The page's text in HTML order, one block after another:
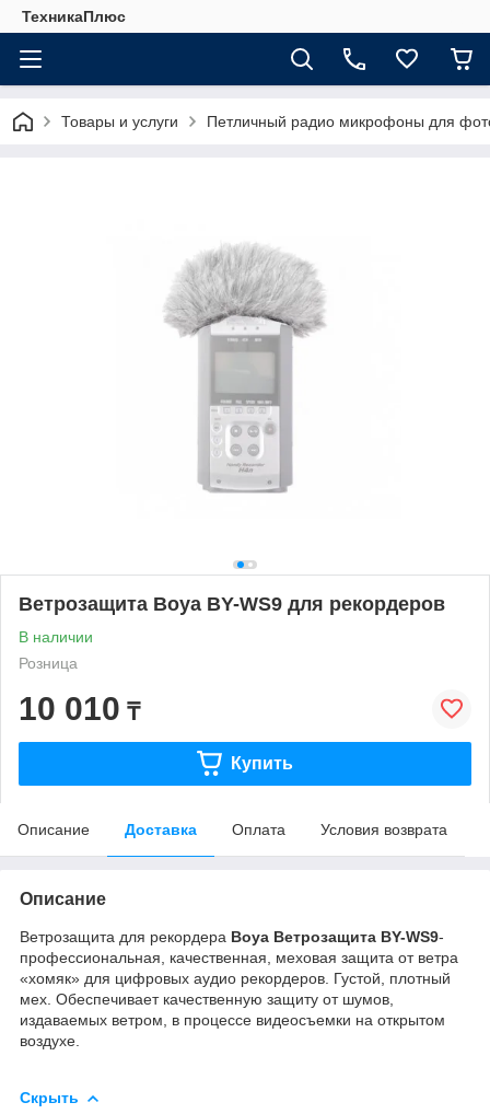
ТехникаПлюс
Товары и услуги Петличный радио микрофоны для
Ветрозащита Boya BY-WS9 для рекордеров
В наличии
Розница
10 010 ₸
Купить
Описание Доставка Оплата Условия возврата
Описание
Ветрозащита для рекордера Boya Ветрозащита BY-WS9-
профессиональная, качественная, меховая защита от ветра
«хомяк» для цифровых аудио рекордеров. Густой, плотный
мех. Обеспечивает качественную защиту от шумов,
издаваемых ветром, в процессе видеосъемки на открытом
воздухе.
Скрыть